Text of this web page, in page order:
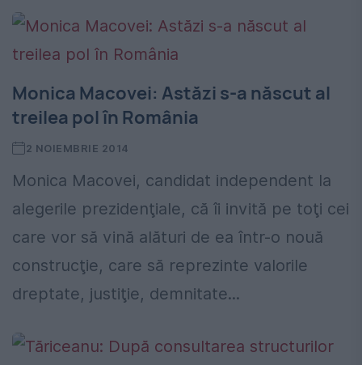
Monica Macovei: Astăzi s-a născut al
treilea pol în România
2 NOIEMBRIE 2014
Monica Macovei, candidat independent la
alegerile prezidenţiale, că îi invită pe toţi cei
care vor să vină alături de ea într-o nouă
construcţie, care să reprezinte valorile
dreptate, justiţie, demnitate...